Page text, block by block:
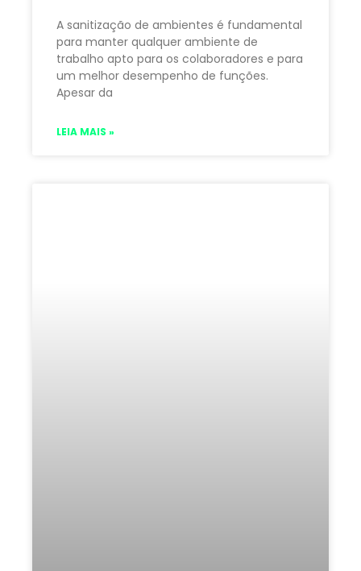
A sanitização de ambientes é fundamental
para manter qualquer ambiente de
trabalho apto para os colaboradores e para
um melhor desempenho de funções.
Apesar da
LEIA MAIS »